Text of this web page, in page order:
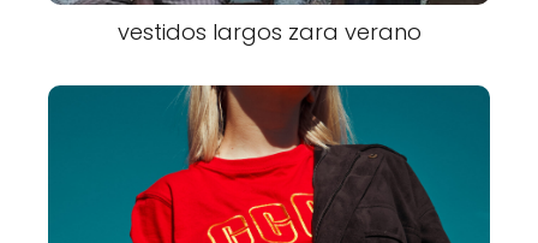
vestidos largos zara verano